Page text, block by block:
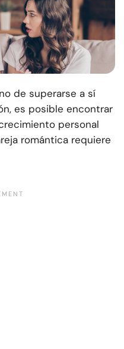
de superarse a sí
es posible encontrar
personal
romántica requiere